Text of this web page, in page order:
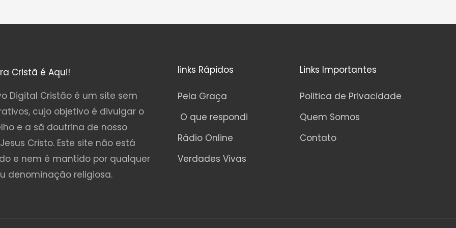
Cristã é Aqui!
Digital Cristão é um site sem
cujo objetivo é divulgar o
e a sã doutrina de nosso
Cristo. Este site não está
e nem é mantido por qualquer
denominação religiosa.
links Rápidos
Pela Graça
O que respondi
Rádio Online
Verdades Vivas
Links Importantes
Politica de Privacidade
Quem Somos
Contato